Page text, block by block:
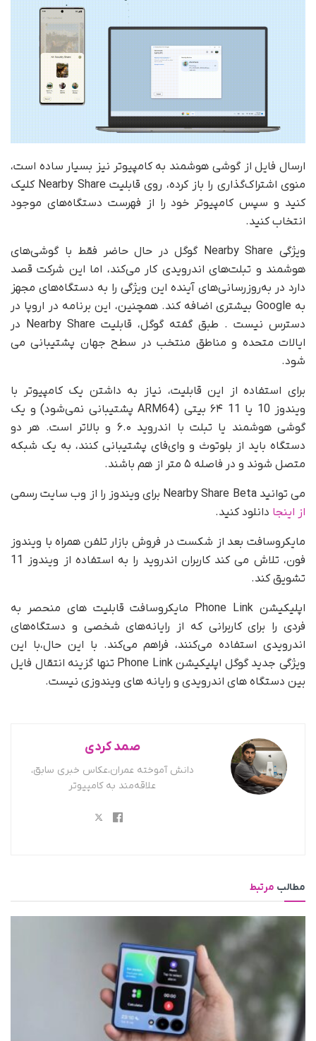
ارسال فایل از گوشی هوشمند به کامپیوتر نیز بسیار ساده است،
منوی اشتراک‌گذاری را باز کرده، روی قابلیت Nearby Share کلیک
کنید و سپس کامپیوتر خود را از فهرست دستگاه‌های موجود
انتخاب کنید.
ویژگی Nearby Share گوگل در حال حاضر فقط با گوشی‌های
هوشمند و تبلت‌های اندرویدی کار می‌کند، اما این شرکت قصد
دارد در به‌روزرسانی‌های آینده این ویژگی را به دستگاه‌های مجهز
به Google بیشتری اضافه کند. همچنین، این برنامه در اروپا در
دسترس نیست . طبق گفته گوگل، قابلیت Nearby Share در
ایالات متحده و مناطق منتخب در سطح جهان پشتیبانی می
شود.
برای استفاده از این قابلیت، نیاز به داشتن یک کامپیوتر با
ویندوز 10 یا 11 ۶۴ بیتی (ARM64 پشتیبانی نمی‌شود) و یک
گوشی هوشمند یا تبلت با اندروید ۶.۰ و بالاتر است. هر دو
دستگاه باید از بلوتوث و وای‌فای پشتیبانی کنند، به یک شبکه
متصل شوند و در فاصله ۵ متر از هم باشند.
می توانید Nearby Share Beta برای ویندوز را از وب سایت رسمی
از اینجا دانلود کنید.
مایکروسافت بعد از شکست در فروش بازار تلفن همراه با ویندوز
فون، تلاش می کند کاربران اندروید را به استفاده از ویندوز 11
تشویق کند.
اپلیکیشن Phone Link مایکروسافت قابلیت های منحصر به
فردی را برای کاربرانی که از رایانه‌های شخصی و دستگاه‌های
اندرویدی استفاده می‌کنند، فراهم می‌کند. با این حال،با این
ویژگی جدید گوگل اپلیکیشن Phone Link تنها گزینه انتقال فایل
بین دستگاه های اندرویدی و رایانه های ویندوزی نیست.
صمد کردی
دانش آموخته عمران،عکاس خبری سابق،
علاقه‌مند به کامپیوتر
مطالب مرتبط